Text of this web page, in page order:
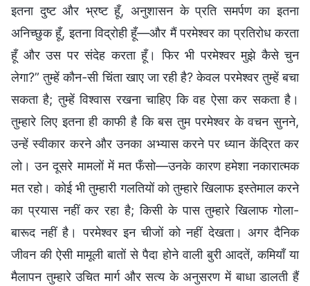
इतना दुष्ट और भ्रष्ट हूँ, अनुशासन के प्रति समर्पण का इतना
अनिच्छुक हूँ, इतना विद्रोही हूँ—और मैं परमेश्वर का प्रतिरोध करता
हूँ और उस पर संदेह करता हूँ। फिर भी परमेश्वर मुझे कैसे चुन
लेगा?” तुम्हें कौन-सी चिंता खाए जा रही है? केवल परमेश्वर तुम्हें बचा
सकता है; तुम्हें विश्वास रखना चाहिए कि वह ऐसा कर सकता है।
तुम्हारे लिए इतना ही काफी है कि बस तुम परमेश्वर के वचन सुनने,
उन्हें स्वीकार करने और उनका अभ्यास करने पर ध्यान केंद्रित कर
लो। उन दूसरे मामलों में मत फँसो—उनके कारण हमेशा नकारात्मक
मत रहो। कोई भी तुम्हारी गलतियों को तुम्हारे खिलाफ इस्तेमाल करने
का प्रयास नहीं कर रहा है; किसी के पास तुम्हारे खिलाफ गोला-
बारूद नहीं है। परमेश्वर इन चीजों को नहीं देखता। अगर दैनिक
जीवन की ऐसी मामूली बातों से पैदा होने वाली बुरी आदतें, कमियाँ या
मैलापन तुम्हारे उचित मार्ग और सत्य के अनुसरण में बाधा डालती हैं